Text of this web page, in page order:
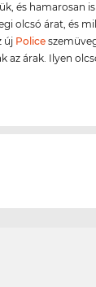
és hamarosan
olcsó árat, és
új Police
az árak. Ilyen